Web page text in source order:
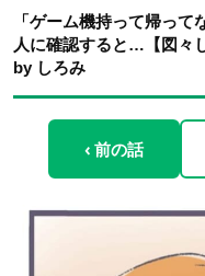
「ゲーム機持って帰っ
人に確認すると…【図々
by しろみ
‹ 前の話